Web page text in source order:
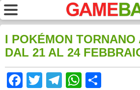
I POKÉMON TORNANO
DAL 21 AL 24
Facebook
TwitterTelegram